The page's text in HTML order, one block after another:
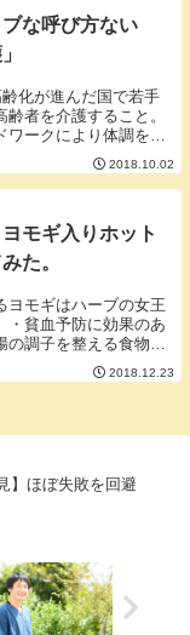
な呼び方ない
化が進んだ国で若手
者を介護すること。
ワークにより体調を崩
クが考えられる。高齢
本では避けることがで
介護」がポジティブな
2018.10.02
モギ入りホット
た。
ヨモギはハーブの女王
・貧血予防に効果のあ
の調子を整える食物繊
にいいとされるカリウ
効果が期待できる成分
2018.12.23
】ほぼ失敗を回避